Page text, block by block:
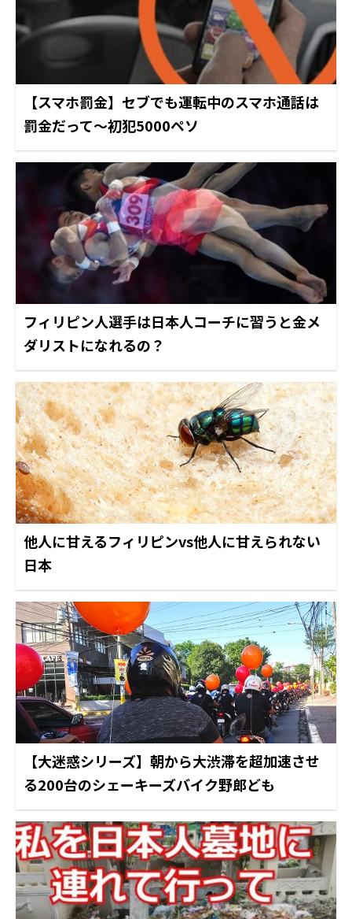
【スマホ罰金】セブでも運転中のスマホ通話は
罰金だって～初犯5000ペソ
フィリピン人選手は日本人コーチに習うと金メ
ダリストになれるの？
他人に甘えるフィリピンvs他人に甘えられない
日本
【大迷惑シリーズ】朝から大渋滞を超加速させ
る200台のシェーキーズバイク野郎ども